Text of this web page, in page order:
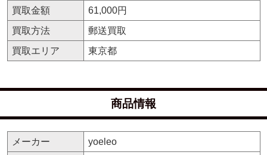
買取金額
61,000円
買取方法
郵送買取
買取エリア
東京都
商品情報
メーカー yoeleo